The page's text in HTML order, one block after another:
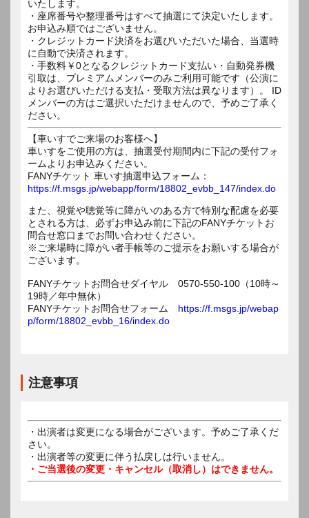
いたします。
・座席番号や整理番号はすべて抽選にて決定いたします。
お申込み順ではございません。
・クレジットカード決済をお選びいただいた場合、当選時
に自動で決済されます。
・手数料￥0となるクレジットカード支払い・自動発券機
引取は、プレミアムメンバーのみご利用可能です（公演に
よりお選びいただける支払・受取方法は異なります）。 ID
メンバーの方はご選択いただけませんので、予めご了承く
ださい。
【車いすでご来場のお客様へ】
車いすをご使用の方は、抽選受付期間内に下記の受付フォ
ームよりお申込みください。
FANYチケット 車いす抽選申込フォーム：
https://f.msgs.jp/webapp/form/18802_evbb_147/index.do
また、視覚や聴覚等に障がいのある方で特別な配慮を必要
とされる方は、必ずお申込み前に下記のFANYチケットお
問合せ窓口までお問い合わせください。
※ご来場時に障がい者手帳等のご提示をお願いする場合が
ございます。
FANYチケットお問合せダイヤル 0570-550-100（10時～
19時／年中無休）
FANYチケットお問合せフォーム https://f.msgs.jp/webap
p/form/18802_evbb_16/index.do
注意事項
・出演者は変更になる場合がございます。予めご了承くだ
さい。
・出演者等の変更に伴う払戻しは行いません。
・ご当選後の変更・キャンセル（取消し）はできません。